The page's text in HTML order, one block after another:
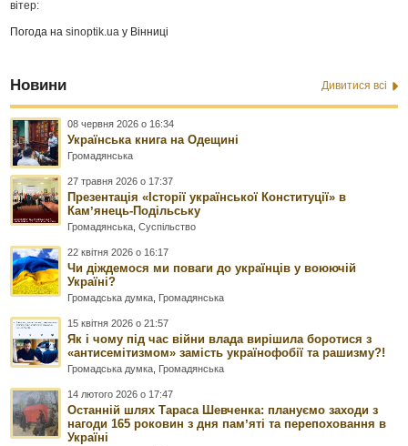
вітер:
Погода наsinoptik.ua у Вінниці
Новини Дивитися всі
08 червня 2026 о 16:34
Українська книга на Одещині
Громадянська
27 травня 2026 о 17:37
Презентація «Історії української Конституції» в
Камʼянець-Подільську
Громадянська ,Суспільство
22 квітня 2026 о 16:17
Чи діждемося ми поваги до українців у воюючій
Україні?
Громадська думка Громадянська
15 квітня 2026 о 21:57
Як і чому під час війни влада вирішила боротися з
«антисемітизмом» замість українофобії та рашизму?!
Громадська думка Громадянська
14 лютого 2026 о 17:47
Останній шлях Тараса Шевченка: плануємо заходи з
нагоди 165 роковин з дня памʼяті та перепоховання в
Україні